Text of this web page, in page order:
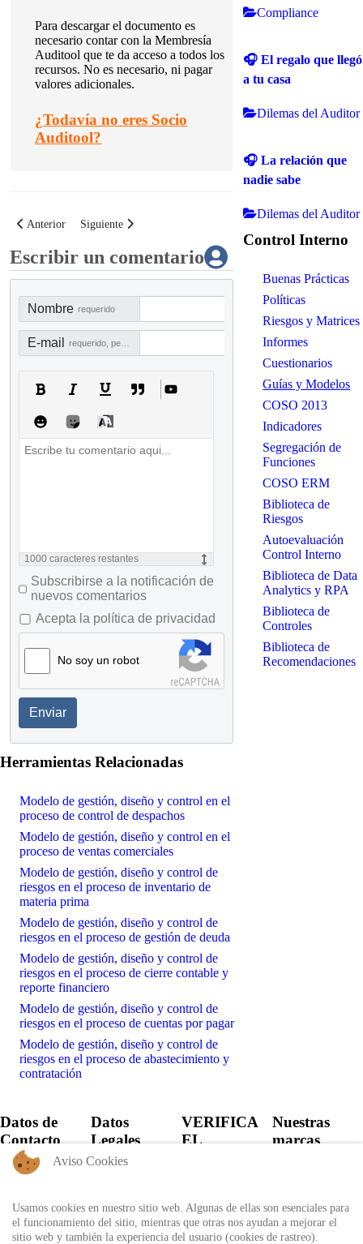
Para descargar el documento es
necesario contar con la Membresía
Auditool que te da acceso a todos los
recursos.No es necesario, ni pagar
valores adicionales.
¿Todavía no eres Socio
Auditool?
Artículo anterior: Guía de implementación de un sistema de control interno
Anterior Artículo siguiente: Modelo de gestión, diseño y control de
Siguiente
Escribir un comentario
Nombre requerido
E-mail
1000 caracteres restantes
Subscribirse a la notificación de
nuevos comentarios
Acepta la política de privacidad
No soy un robot
Enviar
Herramientas Relacionadas
Modelo de gestión, diseño y control en el
proceso de control de despachos
Modelo de gestión, diseño y control en el
proceso de ventas comerciales
Modelo de gestión, diseño y control de
riesgos en el proceso de inventario de
materia prima
Modelo de gestión, diseño y control de
riesgos en el proceso de gestión de deuda
Modelo de gestión, diseño y control de
riesgos en el proceso de cierre contable y
reporte financiero
Modelo de gestión, diseño y control de
riesgos en el proceso de cuentas por pagar
Modelo de gestión, diseño y control de
riesgos en el proceso de abastecimiento y
contratación
Compliance
🎧 El regalo que llegó
a tu casa
Dilemas del Auditor
🎧 La relación que
nadie sabe
Dilemas del Auditor
Control Interno
Buenas Prácticas
Políticas
Riesgos y Matrices
Informes
Cuestionarios
Guías y Modelos
COSO 2013
Indicadores
Segregación de
Funciones
COSO ERM
Biblioteca de
Riesgos
Autoevaluación
Control Interno
Biblioteca de Data
Analytics y RPA
Biblioteca de
Controles
Biblioteca de
Recomendaciones
Datos de
Contacto
+57 60 1
6818530
+57 311
8666327 - 323
Datos
Legales
Política de
Uso
VERIFICA
EL
certificado
expedido por
Auditool usando
Nuestras
marcas
Aviso Cookies
Usamos cookies en nuestro sitio web. Algunas de ellas son esenciales para
el funcionamiento del sitio, mientras que otras nos ayudan a mejorar el
sitio web y también la experiencia del usuario (cookies de rastreo).